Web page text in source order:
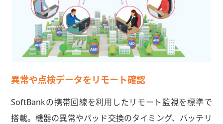
異常や点検データをリモート確認
SoftBankの携帯回線を利用したリモート監視を標準で
搭載。機器の異常やパッド交換のタイミング、バッテリ